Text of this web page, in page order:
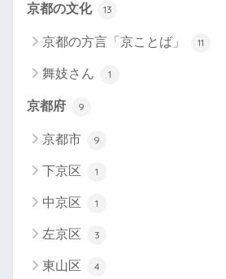
京都の文化 13
京都の方言「京ことば」 11
舞妓さん 1
京都府 9
京都市 9
下京区 1
中京区 1
左京区 3
東山区 4